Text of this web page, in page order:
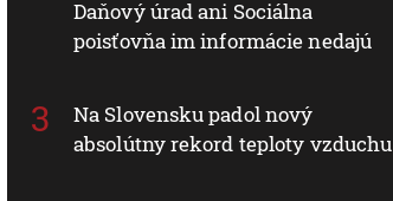
Daňový úrad ani Sociálna
poisťovňa im informácie nedajú
Na Slovensku padol nový
absolútny rekord teploty vzduchu